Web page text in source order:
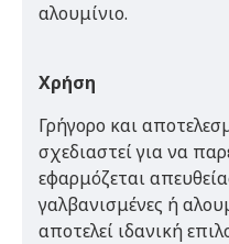
αλουμίνιο.
Χρήση
Γρήγορο και
σχεδιαστεί για να
εφαρμόζεται
γαλβανισμένες ή
αποτελεί ιδανική